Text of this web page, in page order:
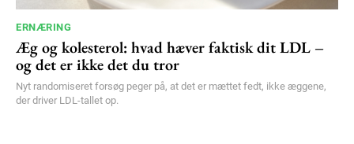
ERNÆRING
Æg og kolesterol: hvad hæver faktisk dit LDL –
og det er ikke det du tror
Nyt randomiseret forsøg peger på, at det er mættet fedt, ikke æggene,
der driver LDL-tallet op.